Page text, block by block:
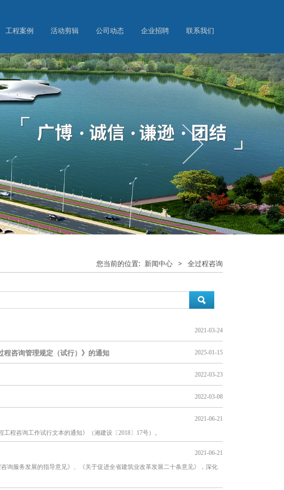
工程案例 活动剪辑 公司动态 企业招聘 联系我们
您当前的位置: 新闻中心 > 全过程咨询
2021-03-24
程咨询管理规定（试行）》的通知 2025-01-15
2022-03-23
2022-03-08
2021-06-21
程咨询工作试行文本的通知》（湘建设〔2018〕17号）。
2021-06-21
询服务发展的指导意见》、《关于促进全省建筑业改革发展二十条意见》，深化